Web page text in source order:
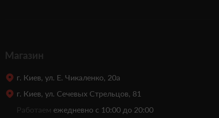
Магазин
г. Киев, ул. Е. Чикаленко, 20а
г. Киев, ул. Сечевых Стрельцов, 81
Работаем ежедневно с 10:00 до 20:00